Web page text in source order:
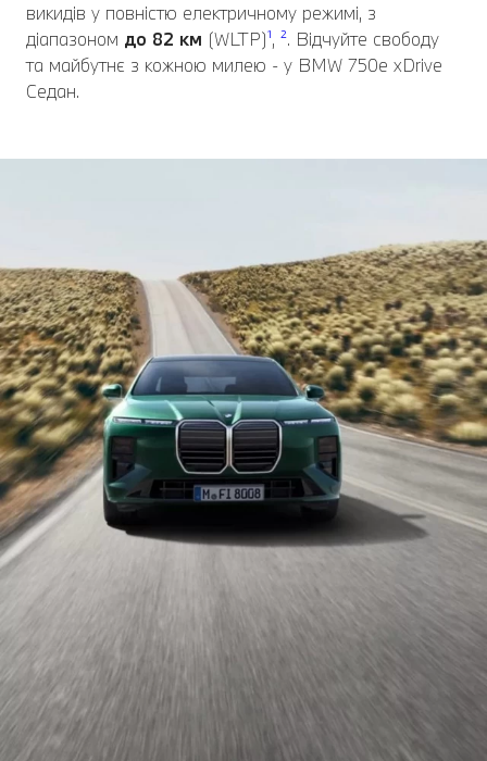
викидів у повністю електричному режимі, з
діапазоном до 82 км (WLTP)¹, ². Відчуйте свободу
та майбутнє з кожною милею - у BMW 750e xDrive
Седан.